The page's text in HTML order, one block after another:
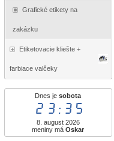
Grafické etikety na
zakázku
Etiketovacie kliešte +
farbiace valčeky
Dnes jesobota
23:35
8. august 2026
meniny máOskar